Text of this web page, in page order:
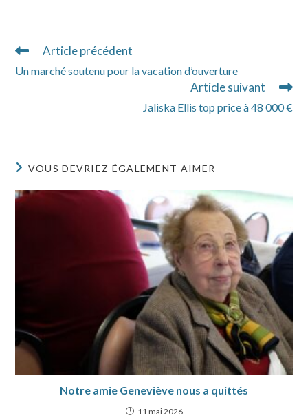
Read
articles
Article précédent
Un marché soutenu pour la vacation d’ouverture
Article suivant
Jaliska Ellis top price à 48 000 €
VOUS DEVRIEZ ÉGALEMENT AIMER
Notre amie Geneviève nous a quittés
11 mai 2026